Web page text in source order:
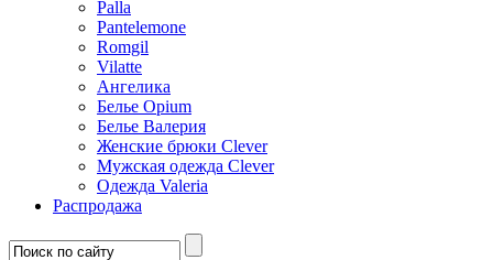
Palla
Pantelemone
Romgil
Vilatte
Ангелика
Белье Opium
Белье Валерия
Женские брюки Clever
Мужская одежда Clever
Одежда Valeria
Распродажа